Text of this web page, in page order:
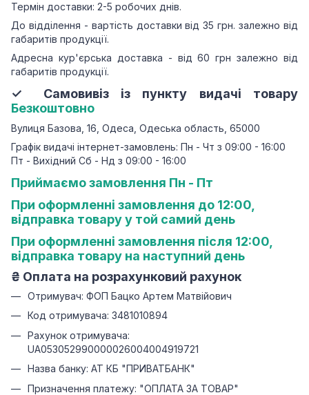
Термін доставки: 2-5 робочих днів.
До відділення - вартість доставки від 35 грн.залежно від
габаритів продукції.
Адресна кур'єрська доставка - від 60 грн залежно від
габаритів продукції.
✓ Самовивіз із пункту видачі товару
Безкоштовно
Вулиця Базова, 16, Одеса, Одеська область, 65000
Графік видачі інтернет-замовлень: Пн - Чт з 09:00 - 16:00
Пт - Вихідний Сб - Нд з 09:00 - 16:00
Приймаємо замовлення Пн - Пт
При оформленні замовлення до 12:00,
відправка товару у той самий день
При оформленні замовлення після 12:00,
відправка товару на наступний день
₴ Оплата на розрахунковий рахунок
Отримувач: ФОП Бацко Артем Матвійович
Код отримувача: 3481010894
Рахунок отримувача:
UA053052990000026004004919721
Назва банку: АТ КБ "ПРИВАТБАНК"
Призначення платежу: "ОПЛАТА ЗА ТОВАР"